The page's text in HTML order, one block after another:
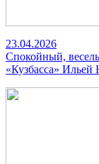
23.04.2026
Спокойный,
«Кузбасса»